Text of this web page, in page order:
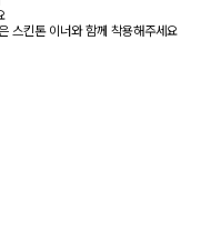
스킨톤 이너와 함께 착용해주세요